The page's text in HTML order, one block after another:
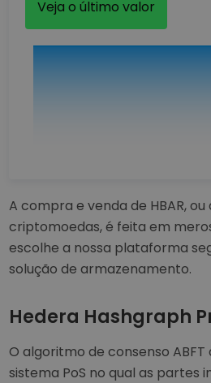
Veja o último valor
A compra e venda de HBAR,
criptomoedas, é feita em
escolhe a nossa plataforma
solução de armazenamento.
Hedera Hashgraph
O algoritmo de consenso ABFT
sistema PoS no qual as partes